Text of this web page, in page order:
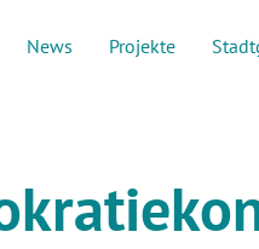
News Projekte